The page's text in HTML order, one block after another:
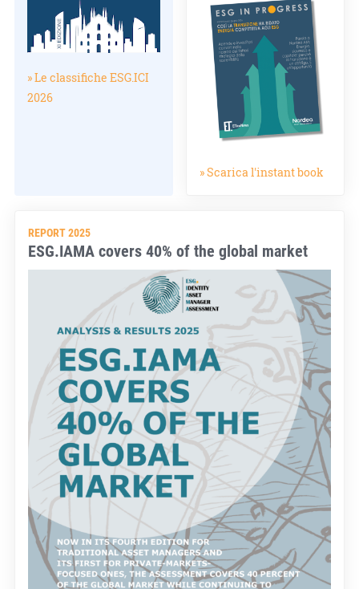
» Le classifiche ESG.ICI
2026
» Scarica l'instant book
REPORT 2025
ESG.IAMA covers 40% of the global market